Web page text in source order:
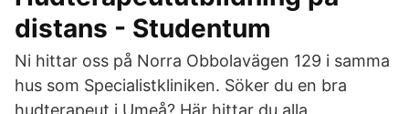
distans - Studentum
Ni hittar oss på Norra Obbolavägen 129 i samma
hus som Specialistkliniken. Söker du en bra
hudterapeut i Umeå? Här hittar du alla